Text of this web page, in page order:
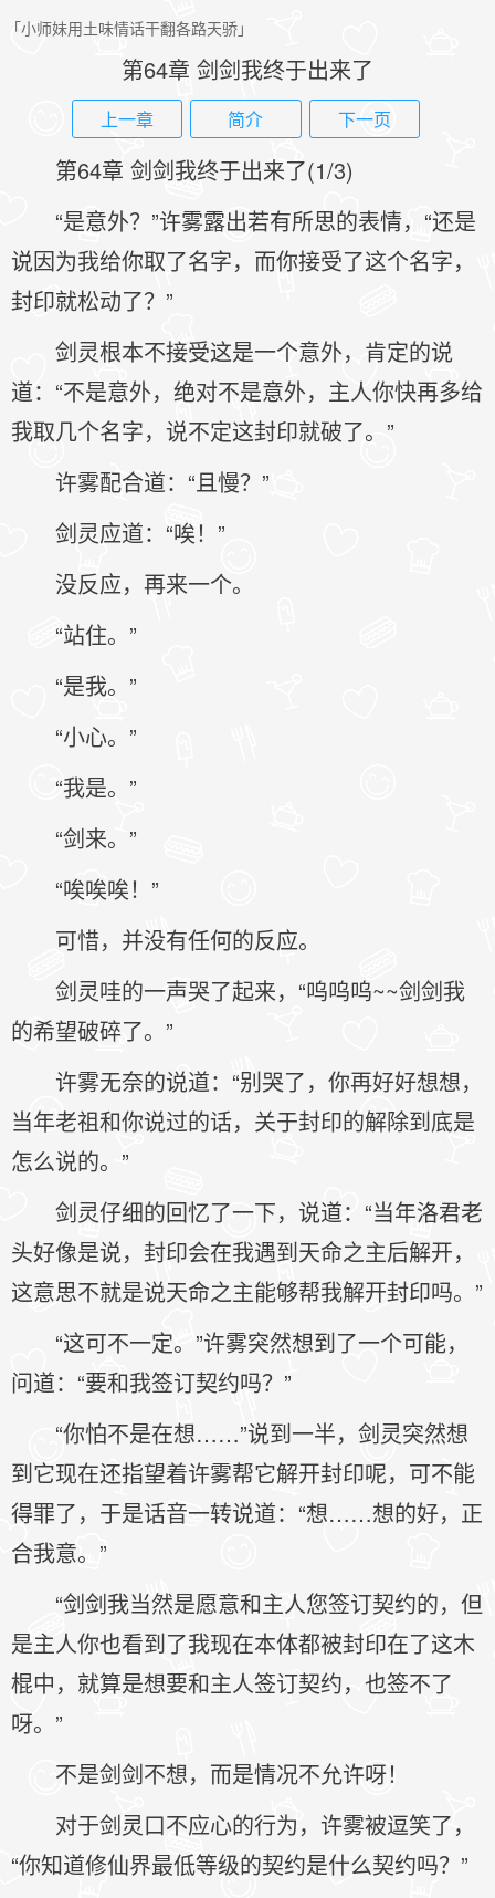
「小师妹用土味情话干翻各路天骄」
第64章 剑剑我终于出来了
上一章 简介 下一页
第64章 剑剑我终于出来了(1/3)
“是意外？”许雾露出若有所思的表情，“还是
说因为我给你取了名字，而你接受了这个名字，
封印就松动了？”
剑灵根本不接受这是一个意外，肯定的说
道：“不是意外，绝对不是意外，主人你快再多给
我取几个名字，说不定这封印就破了。”
许雾配合道：“且慢？”
剑灵应道：“唉！”
没反应，再来一个。
“站住。”
“是我。”
“小心。”
“我是。”
“剑来。”
“唉唉唉！”
可惜，并没有任何的反应。
剑灵哇的一声哭了起来，“呜呜呜~~剑剑我
的希望破碎了。”
许雾无奈的说道：“别哭了，你再好好想想，
当年老祖和你说过的话，关于封印的解除到底是
怎么说的。”
剑灵仔细的回忆了一下，说道：“当年洛君老
头好像是说，封印会在我遇到天命之主后解开，
这意思不就是说天命之主能够帮我解开封印吗。”
“这可不一定。”许雾突然想到了一个可能，
问道：“要和我签订契约吗？”
“你怕不是在想……”说到一半，剑灵突然想
到它现在还指望着许雾帮它解开封印呢，可不能
得罪了，于是话音一转说道：“想……想的好，正
合我意。”
“剑剑我当然是愿意和主人您签订契约的，但
是主人你也看到了我现在本体都被封印在了这木
棍中，就算是想要和主人签订契约，也签不了
呀。”
不是剑剑不想，而是情况不允许呀！
对于剑灵口不应心的行为，许雾被逗笑了，
“你知道修仙界最低等级的契约是什么契约吗？”